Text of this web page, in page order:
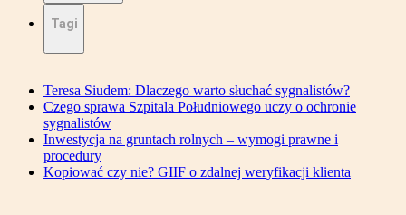
Tagi
Teresa Siudem: Dlaczego warto słuchać sygnalistów?
Czego sprawa Szpitala Południowego uczy o ochronie
sygnalistów
Inwestycja na gruntach rolnych – wymogi prawne i
procedury
Kopiować czy nie? GIIF o zdalnej weryfikacji klienta